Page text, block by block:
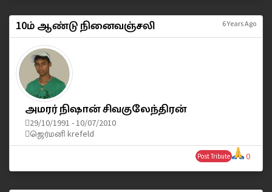
10ம் ஆண்டு நினைவஞ்சலி 6 Years Ago
அமரர் நிஷான் சிவகுலேந்திரன்
29/10/1991 - 10/07/2010
ஜெர்மனி krefeld
0
Post Tribute